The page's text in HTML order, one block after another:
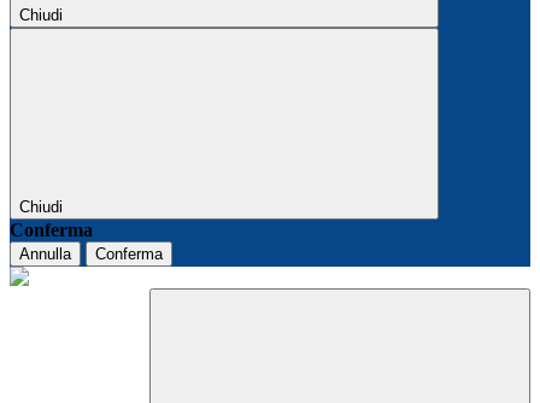
Chiudi
Chiudi
Conferma
Annulla Conferma